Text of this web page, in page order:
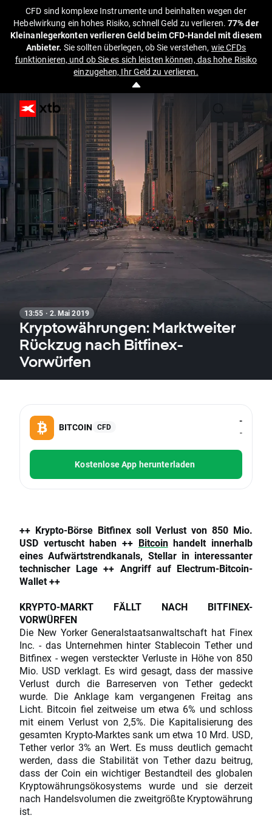
CFD sind komplexe Instrumente und beinhalten wegen der
Hebelwirkung ein hohes Risiko, schnell Geld zu verlieren.77% der
Kleinanlegerkonten verlieren Geld beim CFD-Handel mit diesem
Anbieter. Sie sollten überlegen, ob Sie verstehen, wie CFDs
funktionieren, und ob Sie es sich leisten können, das hohe Risiko
einzugehen, Ihr Geld zu verlieren.
13:55 · 2. Mai 2019
Kryptowährungen: Marktweiter
Rückzug nach Bitfinex-
Vorwürfen
BITCOIN CFD
-
-
Kostenlose App herunterladen
++ Krypto-Börse Bitfinex soll Verlust von 850 Mio.
USD vertuscht haben ++ Bitcoinhandelt innerhalb
eines Aufwärtstrendkanals, Stellar in interessanter
technischer Lage ++ Angriff auf Electrum-Bitcoin-
Wallet ++
KRYPTO-MARKT FÄLLT NACH BITFINEX-
VORWÜRFEN
Die New Yorker Generalstaatsanwaltschaft hat Finex
Inc. - das Unternehmen hinter Stablecoin Tether und
Bitfinex - wegen versteckter Verluste in Höhe von 850
Mio. USD verklagt. Es wird gesagt, dass der massive
Verlust durch die Barreserven von Tether gedeckt
wurde. Die Anklage kam vergangenen Freitag ans
Licht. Bitcoin fiel zeitweise um etwa 6% und schloss
mit einem Verlust von 2,5%. Die Kapitalisierung des
gesamten Krypto-Marktes sank um etwa 10 Mrd. USD,
Tether verlor 3% an Wert. Es muss deutlich gemacht
werden, dass die Stabilität von Tether dazu beitrug,
dass der Coin ein wichtiger Bestandteil des globalen
Kryptowährungsökosystems wurde und sie derzeit
nach Handelsvolumen die zweitgrößte Kryptowährung
ist.